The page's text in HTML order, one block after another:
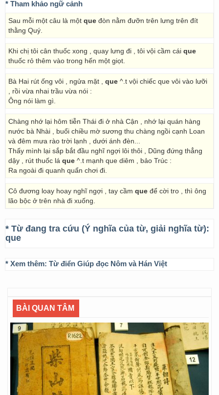
* Tham khảo ngữ cảnh
Sau mỗi một câu là một que đòn nằm đưỡn trên lưng trên đít
thằng Quý.
Khi chị tôi cân thuốc xong , quay lưng đi , tôi vội cầm cái que
thuốc rỏ thêm vào trong hến một giọt.
Bà Hai rút ống vôi , ngửa mặt , que ^.t vội chiếc que vôi vào lưỡi
, rồi vừa nhai trầu vừa nói :
Ông nói làm gì.
Chàng nhớ lại hôm tiễn Thái đi ở nhà Cận , nhớ lại quán hàng
nước bà Nhài , buổi chiều mờ sương thu chàng ngồi cạnh Loan
và đêm mưa rào trời lạnh , dưới ánh đèn...
Thấy mình lại sắp bắt đầu nghĩ ngợi lôi thôi , Dũng đứng thẳng
dậy , rút thuốc lá que ^.t mạnh que diêm , bảo Trúc :
Ra ngoài đi quanh quẩn chơi đi.
Cô đương loay hoay nghĩ ngợi , tay cầm que để cời tro , thì ông
lão bộc ở trên nhà đi xuống.
* Từ đang tra cứu (Ý nghĩa của từ, giải nghĩa từ):
que
* Xem thêm: Từ điển Giúp đọc Nôm và Hán Việt
BÀI QUAN TÂM